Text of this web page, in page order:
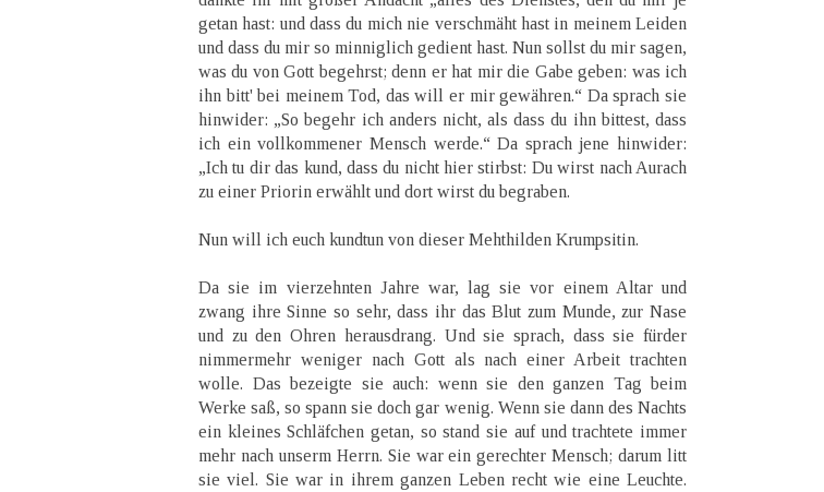
getan hast: und dass du mich nie verschmäht hast in meinem Leiden
und dass du mir so minniglich gedient hast. Nun sollst du mir sagen,
was du von Gott begehrst; denn er hat mir die Gabe geben: was ich
ihn bitt' bei meinem Tod, das will er mir gewähren.“ Da sprach sie
hinwider: „So begehr ich anders nicht, als dass du ihn bittest, dass
ich ein vollkommener Mensch werde.“ Da sprach jene hinwider:
„Ich tu dir das kund, dass du nicht hier stirbst: Du wirst nach Aurach
zu einer Priorin erwählt und dort wirst du begraben.
Nun will ich euch kundtun von dieser Mehthilden Krumpsitin.
Da sie im vierzehnten Jahre war, lag sie vor einem Altar und
zwang ihre Sinne so sehr, dass ihr das Blut zum Munde, zur Nase
und zu den Ohren herausdrang. Und sie sprach, dass sie fürder
nimmermehr weniger nach Gott als nach einer Arbeit trachten
wolle. Das bezeigte sie auch: wenn sie den ganzen Tag beim
Werke saß, so spann sie doch gar wenig. Wenn sie dann des Nachts
ein kleines Schläfchen getan, so stand sie auf und trachtete immer
mehr nach unserm Herrn. Sie war ein gerechter Mensch; darum litt
sie viel. Sie war in ihrem ganzen Leben recht wie eine Leuchte.